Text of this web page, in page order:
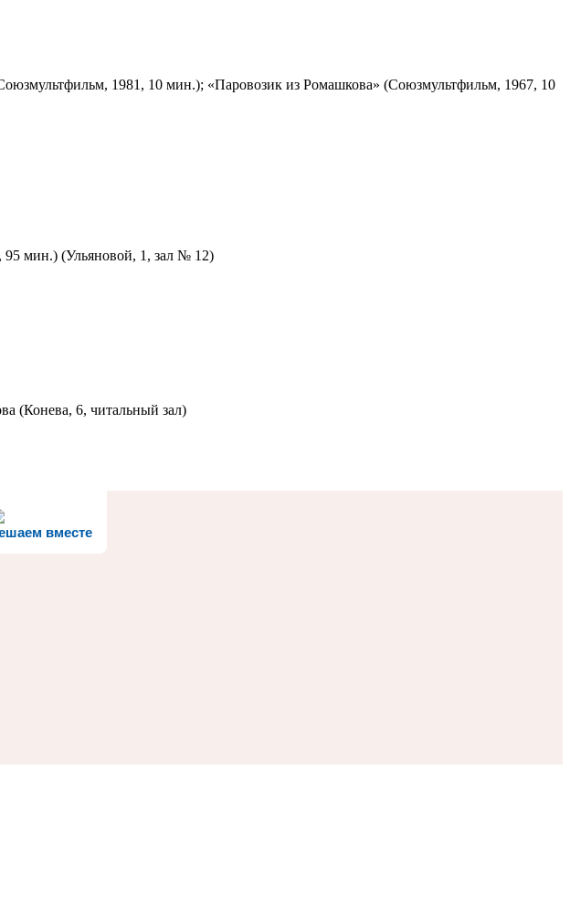
1981, 10 мин.); «Паровозик из Ромашкова» (Союзмультфильм, 1967, 10
95 мин.) (Ульяновой, 1, зал № 12)
(Конева, 6, читальный зал)
вместе